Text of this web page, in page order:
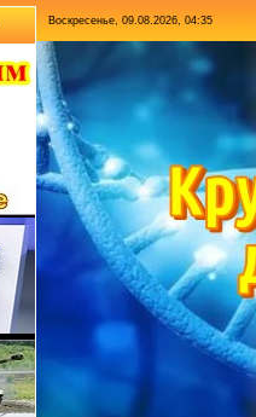
Воскресенье, 09.08.2026, 04:35